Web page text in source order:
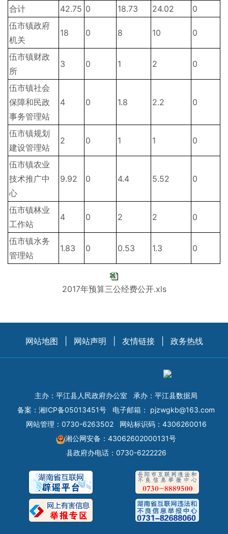
合计 42.75 0 18.73 24.02
0
伍市镇政府
机关
18 0 8 10 0
伍市镇财政
所
3 0 1 2 0
伍市镇社会
保障和民政
事务管理站
4 0 1.8 2.2 0
伍市镇规划
建设管理站
2 0 1 1 0
伍市镇农业
技术推广中
心
9.92 0 4.4 5.52 0
伍市镇林业
工作站
4 0 2 2 0
伍市镇水务
管理站
1.83 0 0.53 1.3 0
2017年预算三公经费公开.xls
网站地图 网站声明 友情链接 政务热线
主办：平江县人民政府办公室
承办：平江县数据局
备案： 湘ICP备05013451号 电子邮箱： pjzwgkb@163.com
网站管理：0730-6263502
网站标识码：4306260016
湘公网安备：43062602000131号
县政府办电话：0730-6222226